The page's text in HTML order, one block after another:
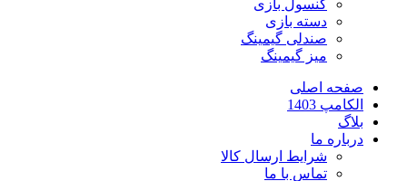
کنسول بازی
دسته بازی
صندلی گیمینگ
میز گیمینگ
صفحه اصلی
الکامپ 1403
بلاگ
درباره ما
شرایط ارسال کالا
تماس با ما